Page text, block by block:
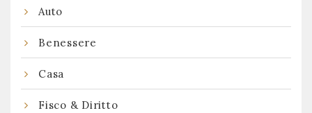
Auto
Benessere
Casa
Fisco & Diritto